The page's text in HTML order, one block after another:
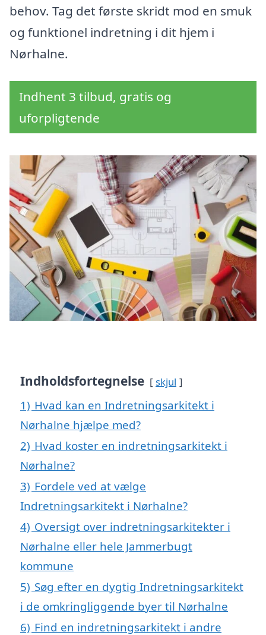
behov. Tag det første skridt mod en smuk
og funktionel indretning i dit hjem i
Nørhalne.
Indhent 3 tilbud, gratis og
uforpligtende
Indholdsfortegnelse skjul
1) Hvad kan en Indretningsarkitekt i
Nørhalne hjælpe med?
2) Hvad koster en indretningsarkitekt i
Nørhalne?
3) Fordele ved at vælge
Indretningsarkitekt i Nørhalne?
4) Oversigt over indretningsarkitekter i
Nørhalne eller hele Jammerbugt
kommune
5) Søg efter en dygtig Indretningsarkitekt
i de omkringliggende byer til Nørhalne
6) Find en indretningsarkitekt i andre